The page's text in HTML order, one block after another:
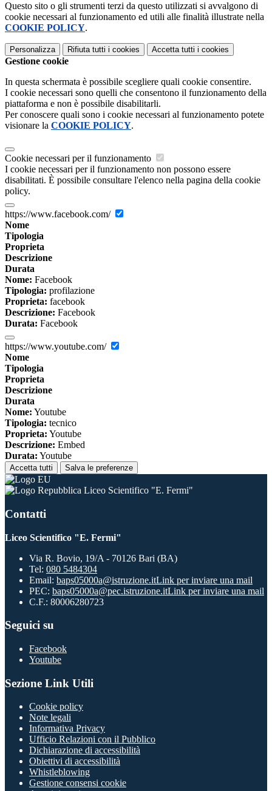
Questo sito o gli strumenti terzi da questo utilizzati si avvalgono di
cookie necessari al funzionamento ed utili alle finalità illustrate nella
COOKIE POLICY.
Personalizza Rifiuta tutti i cookies Accetta tutti i cookies
Gestione cookie
In questa schermata è possibile scegliere quali cookie consentire.
I cookie necessari sono quelli che consentono il funzionamento della
piattaforma e non è possibile disabilitarli.
Per conoscere quali sono i cookie necessari al funzionamento potete
visionare la COOKIE POLICY.
Cookie necessari per il funzionamento
I cookie necessari per il funzionamento non possono essere
disabilitati. È possibile consultare l'elenco nella pagina della cookie
policy.
https://www.facebook.com/
Nome
Tipologia
Proprieta
Descrizione
Durata
Nome: Facebook
Tipologia: profilazione
Proprieta: facebook
Descrizione: Facebook
Durata: Facebook
https://www.youtube.com/
Nome
Tipologia
Proprieta
Descrizione
Durata
Nome: Youtube
Tipologia: tecnico
Proprieta: Youtube
Descrizione: Embed
Durata: Youtube
Accetta tutti Salva le preferenze
Liceo Scientifico "E. Fermi"
Contatti
Liceo Scientifico "E. Fermi"
Via R. Bovio, 19/A - 70126 Bari (BA)
Tel: 080 5484304
Email: baps05000a@istruzione.itLink per inviare una mail
PEC: baps05000a@pec.istruzione.itLink per inviare una mail
C.F.: 80006280723
Seguici su
Facebook
Youtube
Sezione Link Utili
Cookie policy
Note legali
Informativa Privacy
Ufficio Relazioni con il Pubblico
Dichiarazione di accessibilità
Obiettivi di accessibilità
Whistleblowing
Gestione consensi cookie